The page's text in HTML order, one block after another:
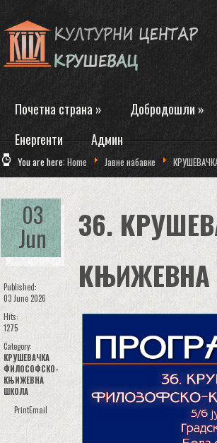
Почетна страна » Добродошли »
Енергенти
Админ
You are here:Home Јавне набавке
03
Jun
Published:
03 June 2026
Hits:
1275
Category:
КРУШЕВАЧКА
ФИЛОСОФСКО-
КЊИЖЕВНА
ШКОЛА
PrintEmail
36.